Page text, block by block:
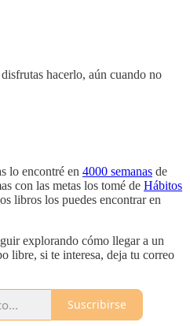
hacerlo, aún cuando no
lo encontré en 4000 semanas de
con las metas los tomé de Hábitos
libros los puedes encontrar en
explorando cómo llegar a un
libre, si te interesa, deja tu correo
Suscribirse